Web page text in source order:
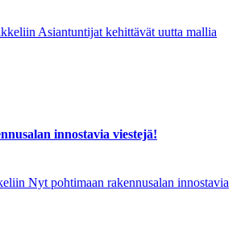
Asiantuntijat kehittävät uutta mallia
innostavia viestejä!
Nyt pohtimaan rakennusalan innostavia